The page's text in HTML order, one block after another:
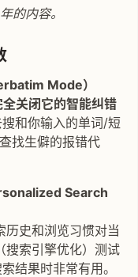
的内容。
Mode）
全关闭它的智能纠错
和你输入的单词/短
找生僻的报错代
Search
历史和浏览习惯对当
搜索引擎优化）测试
结果时非常有用。